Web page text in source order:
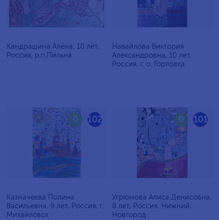
Кандрашина Алёна, 10 лет,
Россия, р.п.Пильна
Навайлова Виктория
Александровна, 10 лет,
Россия, г. о. Горловка
102
0
Казначеева Полина
Васильевна, 9 лет, Россия, г.
Михайловск
101
0
Угрюмова Алиса Денисовна,
8 лет, Россия, Нижний
Новгород